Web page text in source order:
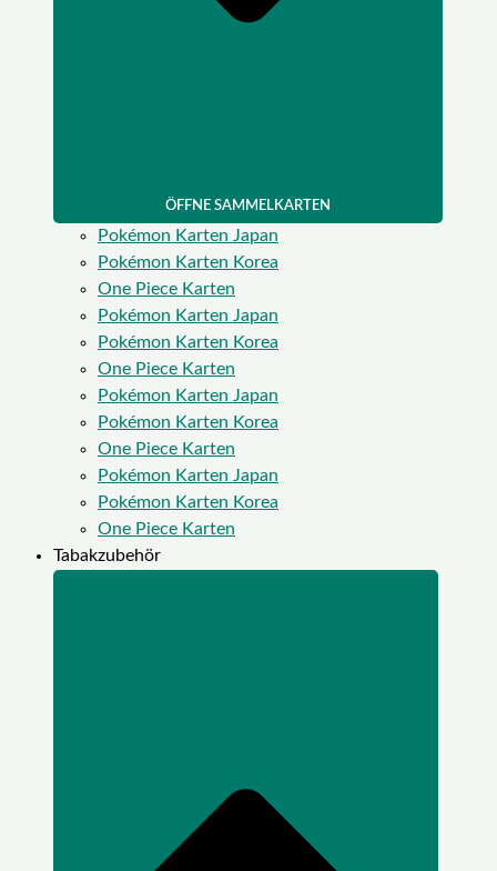
ÖFFNE SAMMELKARTEN
Pokémon Karten Japan
Pokémon Karten Korea
One Piece Karten
Pokémon Karten Japan
Pokémon Karten Korea
One Piece Karten
Pokémon Karten Japan
Pokémon Karten Korea
One Piece Karten
Pokémon Karten Japan
Pokémon Karten Korea
One Piece Karten
Tabakzubehör